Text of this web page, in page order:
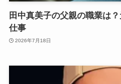
田中真美子の父親の職業は
仕事
2026年7月18日